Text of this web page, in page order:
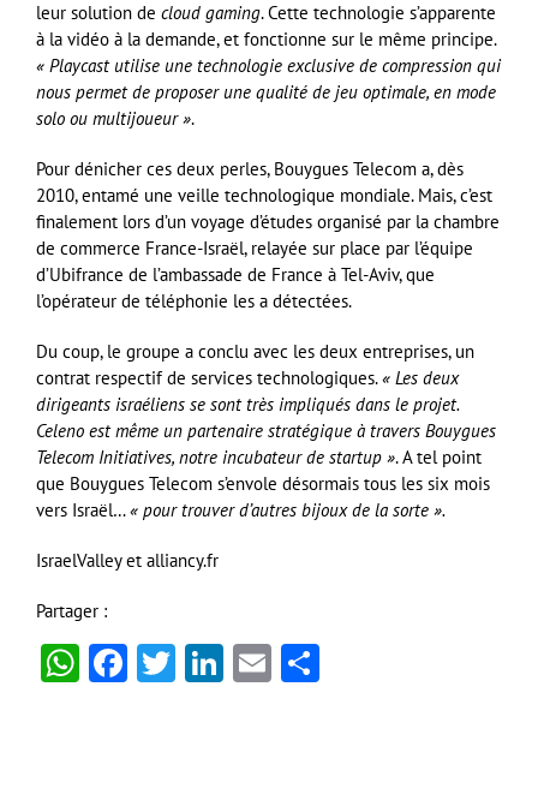
leur solution de cloud gaming. Cette technologie s’apparente
à la vidéo à la demande, et fonctionne sur le même principe.
« Playcast utilise une technologie exclusive de compression qui
nous permet de proposer une qualité de jeu optimale, en mode
solo ou multijoueur ».
Pour dénicher ces deux perles, Bouygues Telecom a, dès
2010, entamé une veille technologique mondiale. Mais, c’est
finalement lors d’un voyage d’études organisé par la chambre
de commerce France-Israël, relayée sur place par l’équipe
d’Ubifrance de l’ambassade de France à Tel-Aviv, que
l’opérateur de téléphonie les a détectées.
Du coup, le groupe a conclu avec les deux entreprises, un
contrat respectif de services technologiques.« Les deux
dirigeants israéliens se sont très impliqués dans le projet.
Celeno est même un partenaire stratégique à travers Bouygues
Telecom Initiatives, notre incubateur de startup ». A tel point
que Bouygues Telecom s’envole désormais tous les six mois
vers Israël…« pour trouver d’autres bijoux de la sorte ».
IsraelValley et alliancy.fr
Partager :
WhatsApp
Facebook
Twitter
LinkedIn
Email